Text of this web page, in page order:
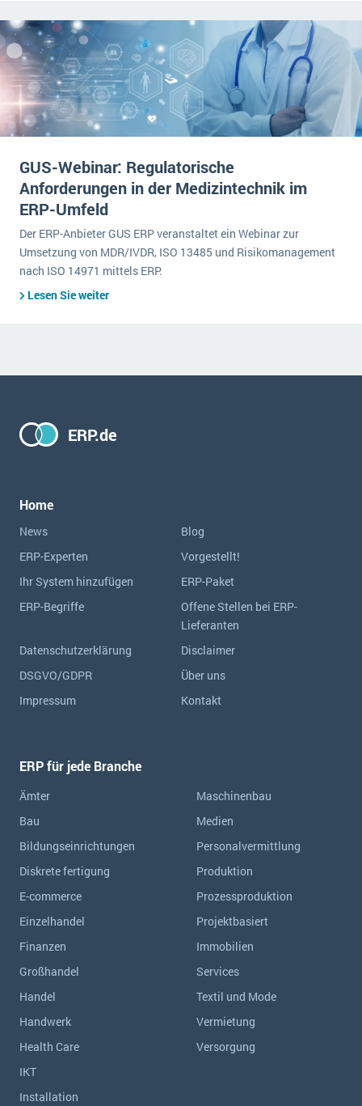
GUS-Webinar: Regulatorische
Anforderungen in der Medizintechnik im
ERP-Umfeld
Der ERP-Anbieter GUS ERP veranstaltet ein Webinar zur
Umsetzung von MDR/IVDR, ISO 13485 und Risikomanagement
nach ISO 14971 mittels ERP.
Lesen Sie weiter
ERP.de
Home
News
Blog
ERP-Experten
Vorgestellt!
Ihr System hinzufügen
ERP-Paket
ERP-Begriffe
Offene Stellen bei ERP-
Lieferanten
Datenschutzerklärung
Disclaimer
DSGVO/GDPR
Über uns
Impressum
Kontakt
ERP für jede Branche
Ämter
Bau
Bildungseinrichtungen
Diskrete fertigung
E-commerce
Einzelhandel
Finanzen
Großhandel
Handel
Handwerk
Health Care
IKT
Installation
Maschinenbau
Medien
Personalvermittlung
Produktion
Prozessproduktion
Projektbasiert
Immobilien
Services
Textil und Mode
Vermietung
Versorgung